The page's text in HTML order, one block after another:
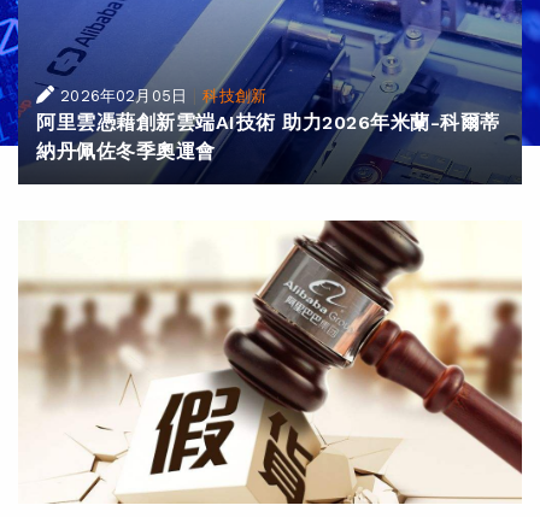
2026年02月05日 |科技創新
阿里雲憑藉創新雲端AI技術 助力2026年米蘭-科爾蒂
納丹佩佐冬季奧運會